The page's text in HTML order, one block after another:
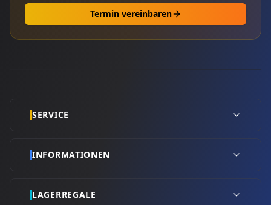
Termin vereinbaren
SERVICE
INFORMATIONEN
LAGERREGALE